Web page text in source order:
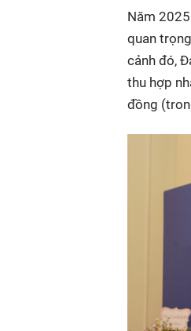
Năm
quan
cảnh đó,
thu hợp
đồng